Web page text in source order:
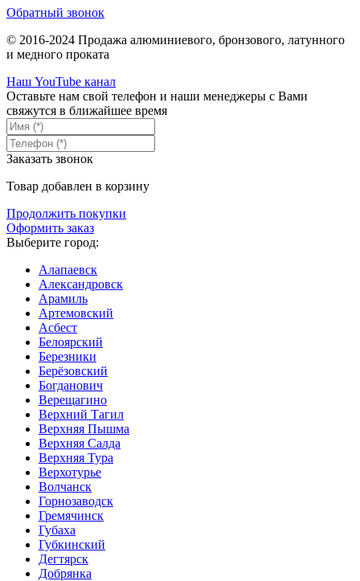
Обратный звонок
© 2016-2024 Продажа алюминиевого, бронзового, латунного
и медного проката
Наш YouTube канал
Оставьте нам свой телефон и наши менеджеры с Вами
свяжутся в ближайшее время
Заказать звонок
Товар добавлен в корзину
Продолжить покупки
Оформить заказ
Выберите город:
Алапаевск
Александровск
Арамиль
Артемовский
Асбест
Белоярский
Березники
Берёзовский
Богданович
Верещагино
Верхний Тагил
Верхняя Пышма
Верхняя Салда
Верхняя Тура
Верхотурье
Волчанск
Горнозаводск
Гремячинск
Губаха
Губкинский
Дегтярск
Добрянка